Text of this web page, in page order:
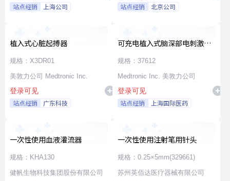
站点经销 上海公司 站点经销 北京公司
植入式心脏起搏器
规格：X3DR01
美敦力公司 Medtronic Inc.
登录可见
站点经销 广东科技
可充电植入式脑深部电刺激脉
冲发生器套件
规格：37612
Medtronic Inc. 美敦力公司
登录可见
站点经销 上海国际医药
一次性使用血液灌流器
规格：KHA130
健帆生物科技集团股份有限公司
一次性使用注射笔用针头
规格：0.25×5mm(329661)
苏州英佰达医疗器械有限公司